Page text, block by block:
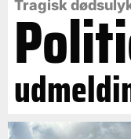
Tragisk